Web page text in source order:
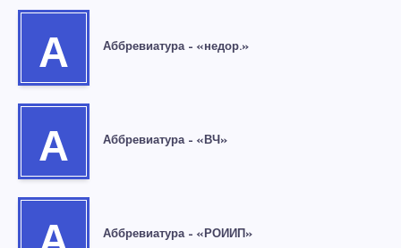
А Аббревиатура – «недор.»
А Аббревиатура – «ВЧ»
Аббревиатура – «РОИИП»